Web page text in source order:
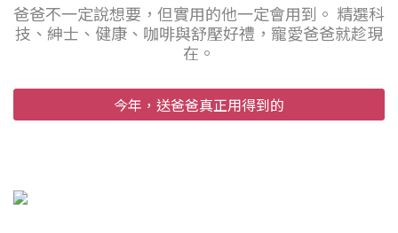
爸爸不一定說想要，但實用的他一定會用到。 精選科
技、紳士、健康、咖啡與舒壓好禮，寵愛爸爸就趁現
在。
今年，送爸爸真正用得到的